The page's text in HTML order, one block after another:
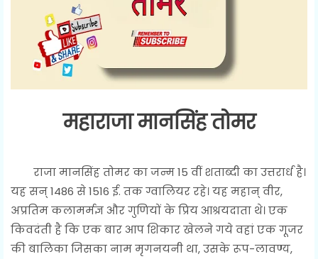
महाराजा मानसिंह तोमर
राजा मानसिंह तोमर का जन्म 15 वीं शताब्दी का उत्तरार्ध है।
यह सन् 1486 से 1516 ई. तक ग्वालियर रहे। यह महान् वीर,
अप्रतिम कलामर्मज्ञ और गुणियों के प्रिय आश्रयदाता थे। एक
किवदंती है कि एक बार आप शिकार खेलने गये वहां एक गूजर
की बालिका जिसका नाम मृगनयनी था, उसके रूप-लावण्य,